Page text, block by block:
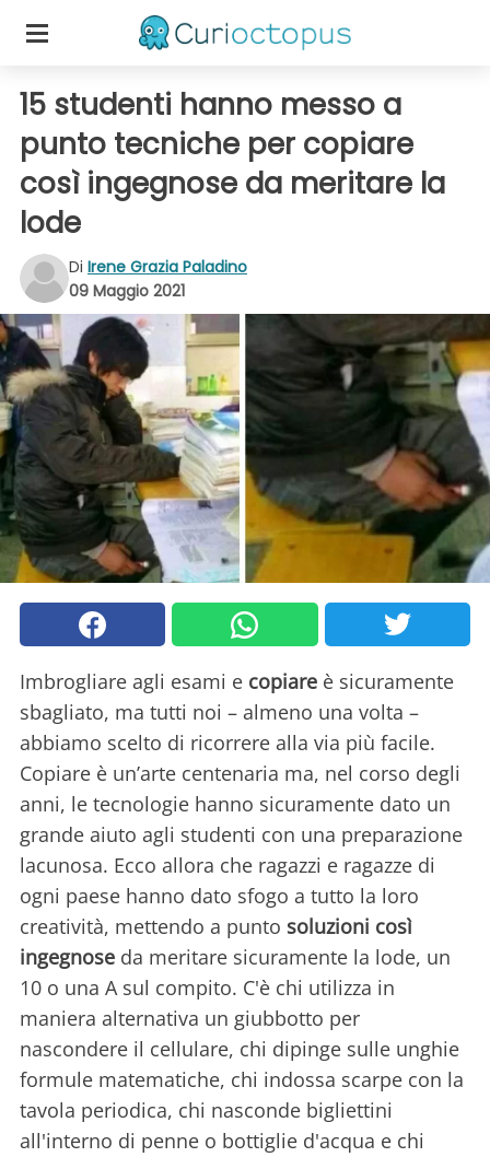
15 studenti hanno messo a
punto tecniche per copiare
così ingegnose da meritare la
lode
Di Irene Grazia Paladino
09 Maggio 2021
Imbrogliare agli esami e copiare è sicuramente
sbagliato, ma tutti noi – almeno una volta –
abbiamo scelto di ricorrere alla via più facile.
Copiare è un’arte centenaria ma, nel corso degli
anni, le tecnologie hanno sicuramente dato un
grande aiuto agli studenti con una preparazione
lacunosa. Ecco allora che ragazzi e ragazze di
ogni paese hanno dato sfogo a tutto la loro
creatività, mettendo a punto soluzioni così
ingegnose da meritare sicuramente la lode, un
10 o una A sul compito. C'è chi utilizza in
maniera alternativa un giubbotto per
nascondere il cellulare, chi dipinge sulle unghie
formule matematiche, chi indossa scarpe con la
tavola periodica, chi nasconde bigliettini
all'interno di penne o bottiglie d'acqua e chi